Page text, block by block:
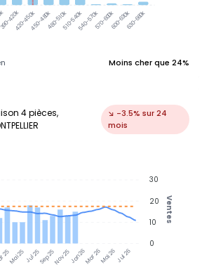
420k420-450k450-480k480-510k510-540k540-570k570-600k600-630k630-660k
Moins cher que 24%
4 pièces,
↘ -3.5% sur 24
mois
25Mai 25Jul 25Sep 25Nov 25Jan 26Mar 26Mai 26Jul 26
30
20
10
0
Ventes